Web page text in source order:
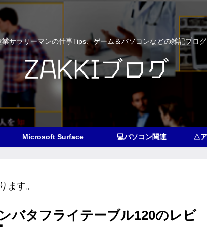
業サラリーマンの仕事Tips、ゲーム＆パソコンなどの雑記ブログ
Microsoft Surface 💻パソコン関連
ます。
バタフライテーブル120のレビ